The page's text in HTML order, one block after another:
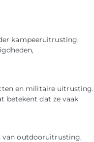
kampeeruitrusting,
en militaire uitrusting.
betekent dat ze vaak
van outdooruitrusting,